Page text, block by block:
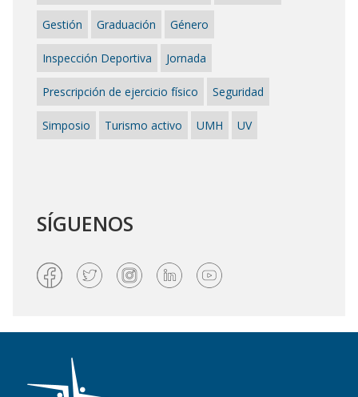
Gestión Graduación Género
Inspección Deportiva Jornada
Prescripción de ejercicio físico Seguridad
Simposio Turismo activo UMH UV
SÍGUENOS